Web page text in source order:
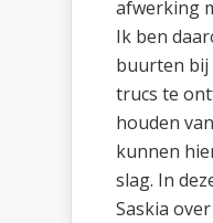
afwerking
Ik ben
buurten bij
trucs te
houden
kunnen
slag. In
Saskia